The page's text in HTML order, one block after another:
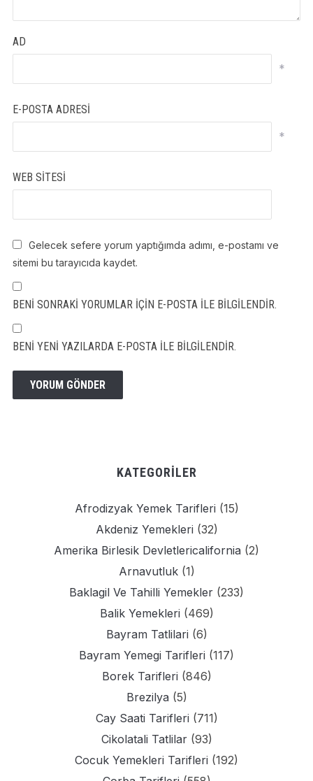
AD
*
E-POSTA ADRESI
*
WEB SITESI
Gelecek sefere yorum yaptığımda adımı, e-postamı ve
sitemi bu tarayıcıda kaydet.
BENI SONRAKI YORUMLAR IÇIN E-POSTA ILE BILGILENDIR.
BENI YENI YAZILARDA E-POSTA ILE BILGILENDIR.
KATEGORILER
Afrodizyak Yemek Tarifleri (15)
Akdeniz Yemekleri (32)
Amerika Birlesik Devletlericalifornia (2)
Arnavutluk(1)
Baklagil Ve Tahilli Yemekler (233)
Balik Yemekleri (469)
Bayram Tatlilari (6)
Bayram Yemegi Tarifleri (117)
Borek Tarifleri (846)
Brezilya (5)
Cay Saati Tarifleri (711)
Cikolatali Tatlilar(93)
Cocuk Yemekleri Tarifleri (192)